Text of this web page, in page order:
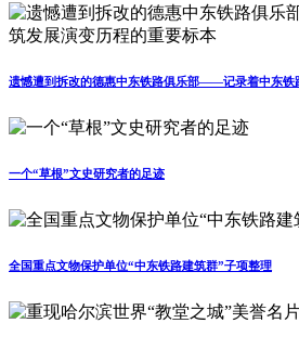
遗憾遭到拆改的德惠中东铁路俱乐部——记录着中东铁
一个“草根”文史研究者的足迹
全国重点文物保护单位“中东铁路建筑群”子项整理